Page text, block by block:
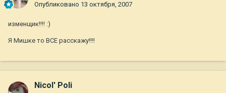
Опубликовано 13 октября, 2007
изменщик!!!! :)
Я Мишке то ВСЕ расскажу!!!!
Nicol' Poli